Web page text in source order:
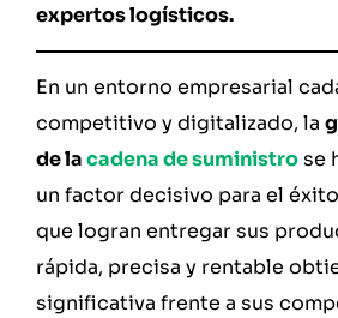
expertos logísticos.
En un entorno empresarial
competitivo y digitalizado, la
de lacadena de suministrose
un factor decisivo para el
que logran entregar sus
rápida, precisa y rentable
significativa frente a sus